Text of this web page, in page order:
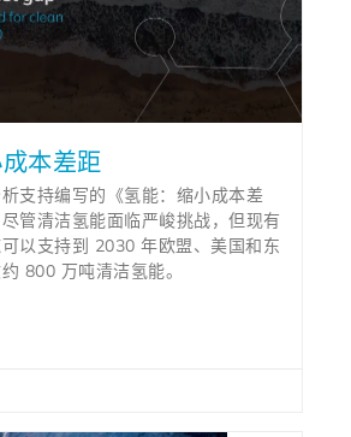
本差距
支持编写的《氢能：缩小成本差
管清洁氢能面临严峻挑战，但现有
以支持到 2030 年欧盟、美国和东
800 万吨清洁氢能。